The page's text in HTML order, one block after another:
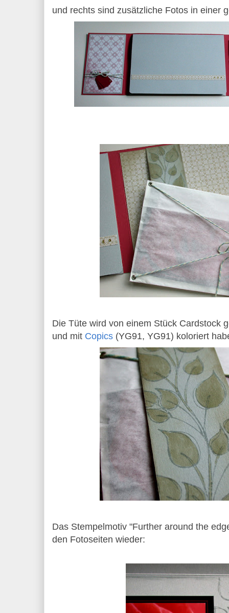
und rechts sind zusätzliche Fotos in einer
Die Tüte wird von einem Stück Cardstock
und mit Copics (YG91, YG91) koloriert
Das Stempelmotiv "Further around the
den Fotoseiten wieder: